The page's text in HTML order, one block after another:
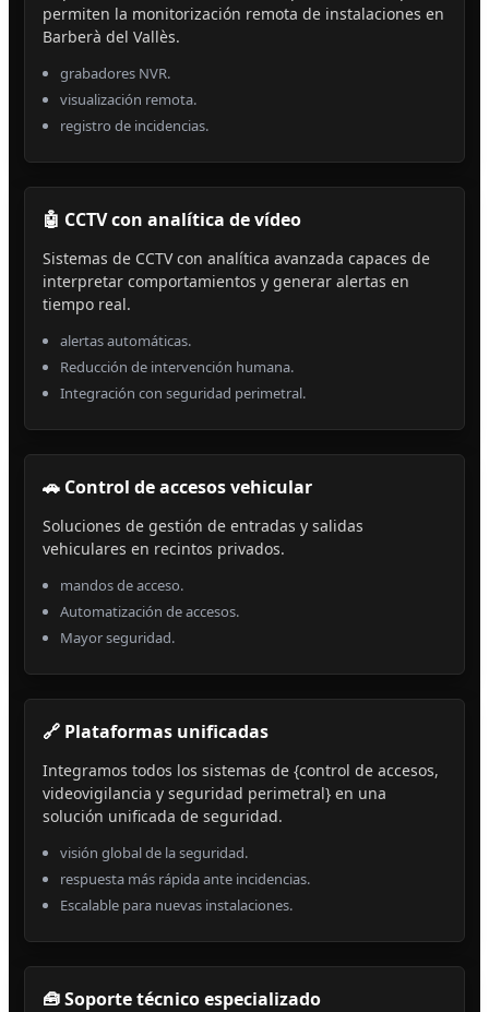
permiten la monitorización remota de instalaciones en
Barberà del Vallès.
grabadores NVR.
visualización remota.
registro de incidencias.
🤖 CCTV con analítica de vídeo
Sistemas de CCTV con analítica avanzada capaces de
interpretar comportamientos y generar alertas en
tiempo real.
alertas automáticas.
Reducción de intervención humana.
Integración con seguridad perimetral.
🚗 Control de accesos vehicular
Soluciones de gestión de entradas y salidas
vehiculares en recintos privados.
mandos de acceso.
Automatización de accesos.
Mayor seguridad.
🔗 Plataformas unificadas
Integramos todos los sistemas de {control de accesos,
videovigilancia y seguridad perimetral} en una
solución unificada de seguridad.
visión global de la seguridad.
respuesta más rápida ante incidencias.
Escalable para nuevas instalaciones.
🧰 Soporte técnico especializado